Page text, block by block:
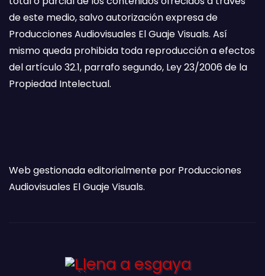
de este medio, salvo autorización expresa de
Producciones Audiovisuales El Guaje Visuals. Así
mismo queda prohibida toda reproducción a efectos
del artículo 32.1, parrafo segundo, Ley 23/2006 de la
Propiedad Intelectual.
Web gestionada editorialmente por Producciones
Audiovisuales El Guaje Visuals.